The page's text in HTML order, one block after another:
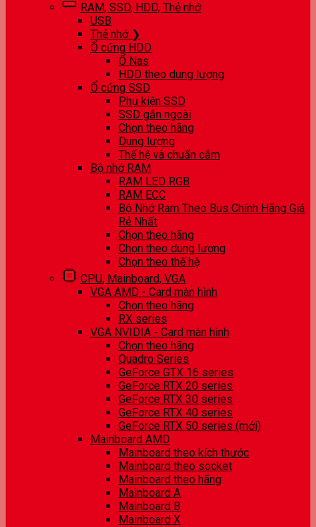
RAM, SSD, HDD, Thẻ nhớ
USB
Thẻ nhớ ❯
Ổ cứng HDD
Ổ Nas
HDD theo dung lượng
Ổ cứng SSD
Phụ kiện SSD
SSD gắn ngoài
Chọn theo hãng
Dung lượng
Thế hệ và chuẩn cắm
Bộ nhớ RAM
RAM LED RGB
RAM ECC
Bộ Nhớ Ram Theo Bus Chính Hãng Giá
Rẻ Nhất
Chọn theo hãng
Chọn theo dung lượng
Chọn theo thế hệ
CPU, Mainboard, VGA
VGA AMD - Card màn hình
Chọn theo hãng
RX series
VGA NVIDIA - Card màn hình
Chọn theo hãng
Quadro Series
GeForce GTX 16 series
GeForce RTX 20 series
GeForce RTX 30 series
GeForce RTX 40 series
GeForce RTX 50 series (mới)
Mainboard AMD
Mainboard theo kích thước
Mainboard theo socket
Mainboard theo hãng
Mainboard A
Mainboard B
Mainboard X